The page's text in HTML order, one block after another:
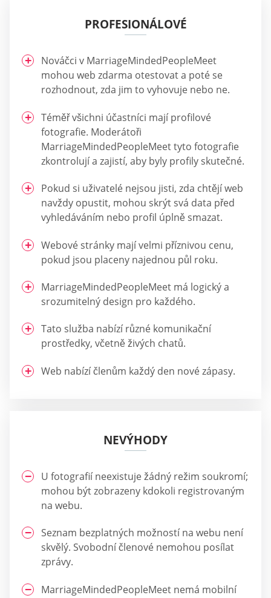
PROFESIONÁLOVÉ
Nováčci v MarriageMindedPeopleMeet
mohou web zdarma otestovat a poté se
rozhodnout, zda jim to vyhovuje nebo ne.
Téměř všichni účastníci mají profilové
fotografie. Moderátoři
MarriageMindedPeopleMeet tyto fotografie
zkontrolují a zajistí, aby byly profily skutečné.
Pokud si uživatelé nejsou jisti, zda chtějí web
navždy opustit, mohou skrýt svá data před
vyhledáváním nebo profil úplně smazat.
Webové stránky mají velmi příznivou cenu,
pokud jsou placeny najednou půl roku.
MarriageMindedPeopleMeet má logický a
srozumitelný design pro každého.
Tato služba nabízí různé komunikační
prostředky, včetně živých chatů.
Web nabízí členům každý den nové zápasy.
NEVÝHODY
U fotografií neexistuje žádný režim soukromí;
mohou být zobrazeny kdokoli registrovaným
na webu.
Seznam bezplatných možností na webu není
skvělý. Svobodní členové nemohou posílat
zprávy.
MarriageMindedPeopleMeet nemá mobilní